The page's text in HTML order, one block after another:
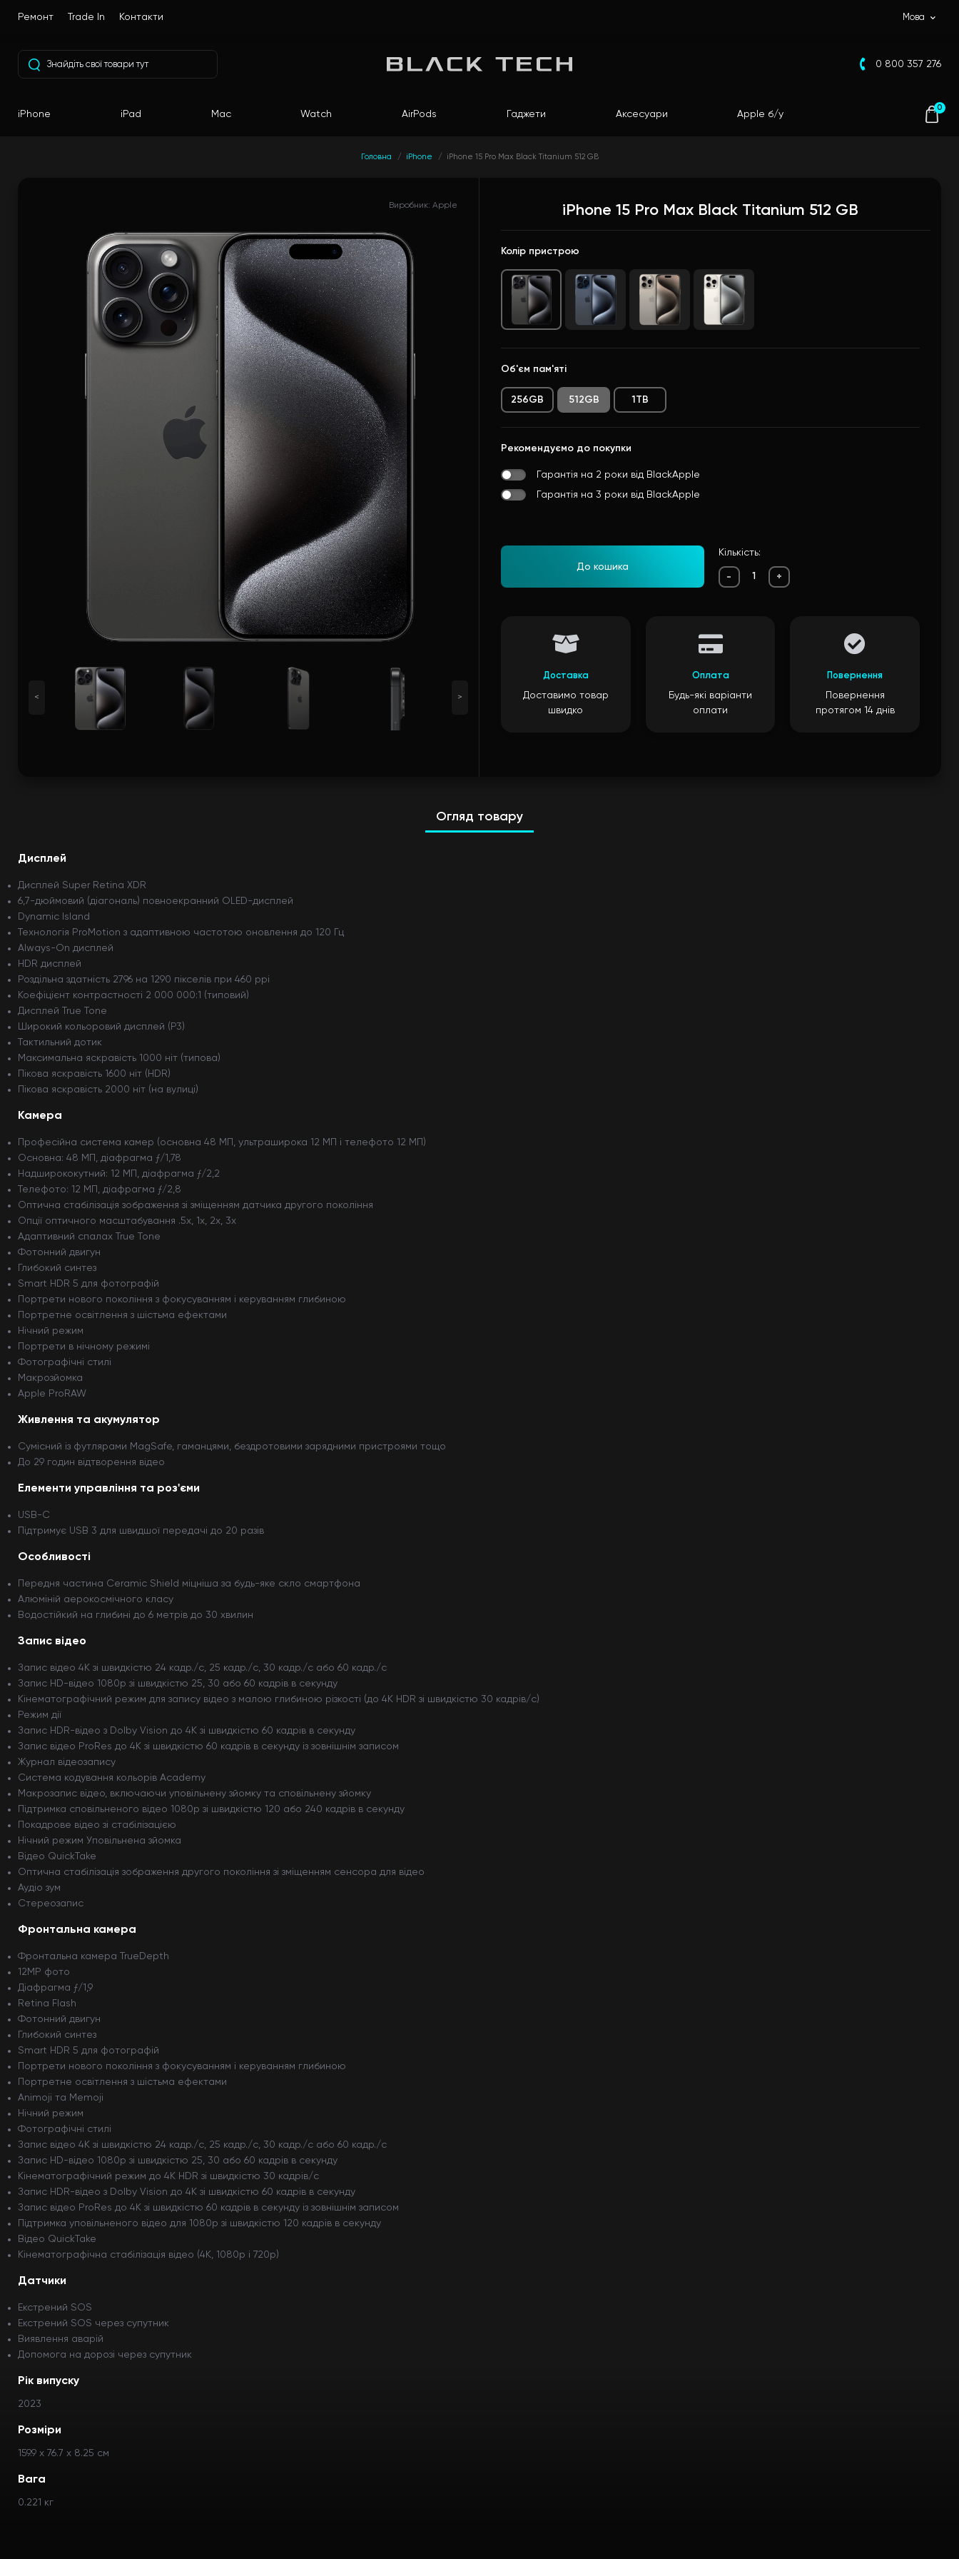
Ремонт Trade In Контакти Мова
0 800 357 276
iPhone iPad Mac Watch AirPods Гаджети Аксесуари Apple б/у
0
Головна iPhone iPhone 15 Pro Max Black Titanium 512 GB
Виробник: Apple
< >
iPhone 15 Pro Max Black Titanium 512 GB
Колір пристрою
Об'єм пам'яті
256GB 512GB 1TB
Рекомендуємо до покупки
Гарантія на 2 роки від BlackApple
Гарантія на 3 роки від BlackApple
До кошика
Кількість:
- +
Доставка
Доставимо товар
швидко
Оплата
Будь-які варіанти
оплати
Повернення
Повернення
протягом 14 днів
Огляд товару
Дисплей
Дисплей Super Retina XDR
6,7-дюймовий (діагональ) повноекранний OLED-дисплей
Dynamic Island
Технологія ProMotion з адаптивною частотою оновлення до 120 Гц
Always-On дисплей
HDR дисплей
Роздільна здатність 2796 на 1290 пікселів при 460 ppi
Коефіцієнт контрастності 2 000 000:1 (типовий)
Дисплей True Tone
Широкий кольоровий дисплей (P3)
Тактильний дотик
Максимальна яскравість 1000 ніт (типова)
Пікова яскравість 1600 ніт (HDR)
Пікова яскравість 2000 ніт (на вулиці)
Камера
Професійна система камер (основна 48 МП, ультраширока 12 МП і телефото 12 МП)
Основна: 48 МП, діафрагма ƒ/1,78
Надширококутний: 12 МП, діафрагма ƒ/2,2
Телефото: 12 МП, діафрагма ƒ/2,8
Оптична стабілізація зображення зі зміщенням датчика другого покоління
Опції оптичного масштабування .5x, 1x, 2x, 3x
Адаптивний спалах True Tone
Фотонний двигун
Глибокий синтез
Smart HDR 5 для фотографій
Портрети нового покоління з фокусуванням і керуванням глибиною
Портретне освітлення з шістьма ефектами
Нічний режим
Портрети в нічному режимі
Фотографічні стилі
Макрозйомка
Apple ProRAW
Живлення та акумулятор
Сумісний із футлярами MagSafe, гаманцями, бездротовими зарядними пристроями тощо
До 29 годин відтворення відео
Елементи управління та роз'єми
USB-C
Підтримує USB 3 для швидшої передачі до 20 разів
Особливості
Передня частина Ceramic Shield міцніша за будь-яке скло смартфона
Алюміній аерокосмічного класу
Водостійкий на глибині до 6 метрів до 30 хвилин
Запис відео
Запис відео 4K зі швидкістю 24 кадр./с, 25 кадр./с, 30 кадр./с або 60 кадр./с
Запис HD-відео 1080p зі швидкістю 25, 30 або 60 кадрів в секунду
Кінематографічний режим для запису відео з малою глибиною різкості (до 4K HDR зі швидкістю 30 кадрів/с)
Режим дії
Запис HDR-відео з Dolby Vision до 4K зі швидкістю 60 кадрів в секунду
Запис відео ProRes до 4K зі швидкістю 60 кадрів в секунду із зовнішнім записом
Журнал відеозапису
Система кодування кольорів Academy
Макрозапис відео, включаючи уповільнену зйомку та сповільнену зйомку
Підтримка сповільненого відео 1080p зі швидкістю 120 або 240 кадрів в секунду
Покадрове відео зі стабілізацією
Нічний режим Уповільнена зйомка
Відео QuickTake
Оптична стабілізація зображення другого покоління зі зміщенням сенсора для відео
Аудіо зум
Стереозапис
Фронтальна камера
Фронтальна камера TrueDepth
12MP фото
Діафрагма ƒ/1,9
Retina Flash
Фотонний двигун
Глибокий синтез
Smart HDR 5 для фотографій
Портрети нового покоління з фокусуванням і керуванням глибиною
Портретне освітлення з шістьма ефектами
Animoji та Memoji
Нічний режим
Фотографічні стилі
Запис відео 4K зі швидкістю 24 кадр./с, 25 кадр./с, 30 кадр./с або 60 кадр./с
Запис HD-відео 1080p зі швидкістю 25, 30 або 60 кадрів в секунду
Кінематографічний режим до 4K HDR зі швидкістю 30 кадрів/с
Запис HDR-відео з Dolby Vision до 4K зі швидкістю 60 кадрів в секунду
Запис відео ProRes до 4K зі швидкістю 60 кадрів в секунду із зовнішнім записом
Підтримка уповільненого відео для 1080p зі швидкістю 120 кадрів в секунду
Відео QuickTake
Кінематографічна стабілізація відео (4K, 1080p і 720p)
Датчики
Екстрений SOS
Екстрений SOS через супутник
Виявлення аварій
Допомога на дорозі через супутник
Рік випуску
2023
Розміри
159.9 x 76.7 x 8.25 см
Вага
0.221 кг